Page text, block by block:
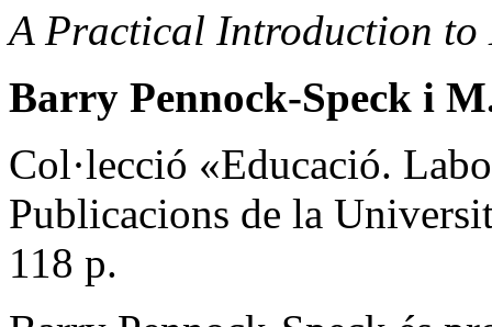
A Practical Introduction to
Barry Pennock-Speck i
Col·lecció «Educació.
Publicacions de la
118 p.